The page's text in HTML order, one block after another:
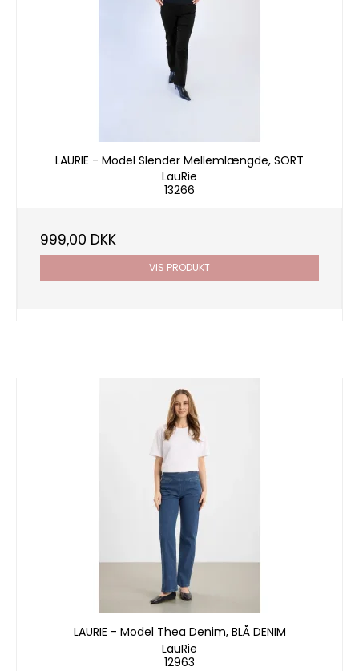
LAURIE - Model Slender Mellemlængde, SORT
LauRie
13266
999,00 DKK
VIS PRODUKT
LAURIE - Model Thea Denim, BLÅ DENIM
LauRie
12963